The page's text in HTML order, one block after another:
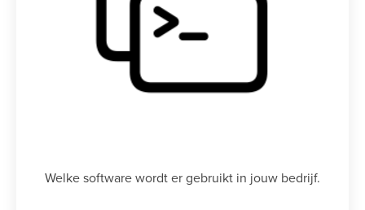
Welke software wordt er gebruikt in jouw bedrijf.